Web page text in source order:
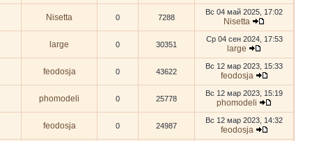
Nisetta 0 7288
Вс 04 май 2025, 17:02
Nisetta
large 0 30351
Ср 04 сен 2024, 17:53
large
feodosja 0 43622
Вс 12 мар 2023, 15:33
feodosja
phomodeli 0 25778
Вс 12 мар 2023, 15:19
phomodeli
feodosja 0 24987
Вс 12 мар 2023, 14:32
feodosja